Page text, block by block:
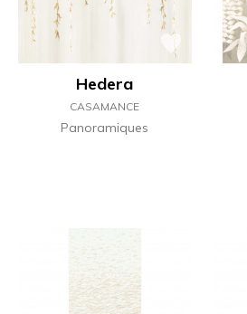
Hedera
CASAMANCE
Panoramiques